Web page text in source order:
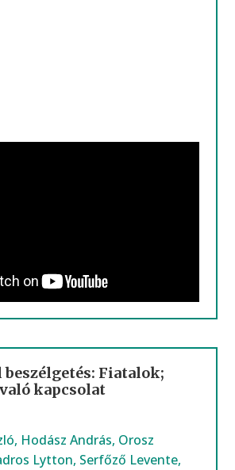
beszélgetés: Fiatalok;
kapcsolat
, Hodász András, Orosz
Lytton, Serfőző Levente,